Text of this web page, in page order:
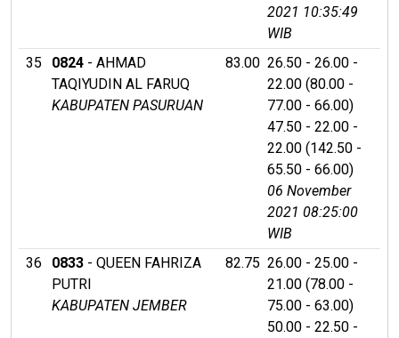
2021 10:35:49
WIB
35
0824 - AHMAD
TAQIYUDIN AL FARUQ
KABUPATEN PASURUAN
83.00 26.50 - 26.00 -
22.00 (80.00 -
77.00 - 66.00)
47.50 - 22.00 -
22.00 (142.50 -
65.50 - 66.00)
06 November
2021 08:25:00
WIB
36
0833 - QUEEN FAHRIZA
PUTRI
KABUPATEN JEMBER
82.75 26.00 - 25.00 -
21.00 (78.00 -
75.00 - 63.00)
50.00 - 22.50 -